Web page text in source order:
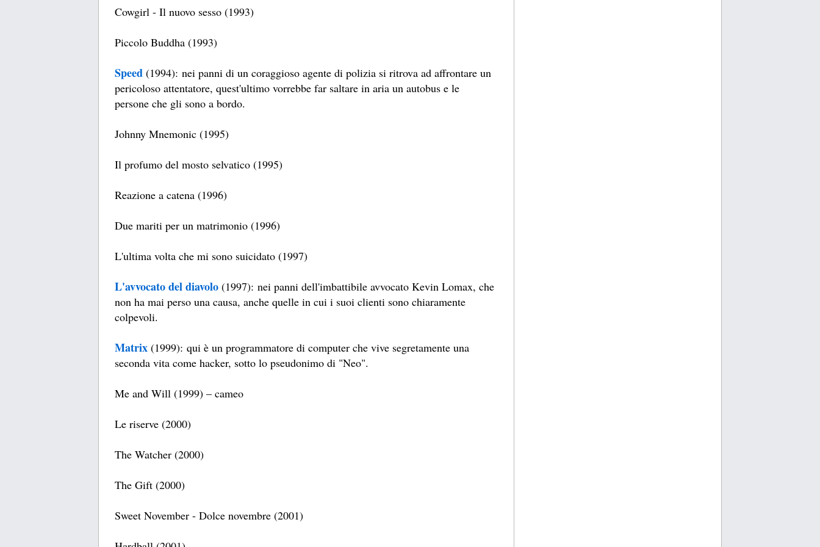
Cowgirl - Il nuovo sesso (1993)
Piccolo Buddha (1993)
Speed (1994): nei panni di un coraggioso agente di polizia si ritrova ad affrontare un
pericoloso attentatore, quest'ultimo vorrebbe far saltare in aria un autobus e le
persone che gli sono a bordo.
Johnny Mnemonic (1995)
Il profumo del mosto selvatico (1995)
Reazione a catena (1996)
Due mariti per un matrimonio (1996)
L'ultima volta che mi sono suicidato (1997)
L'avvocato del diavolo (1997): nei panni dell'imbattibile avvocato Kevin Lomax, che
non ha mai perso una causa, anche quelle in cui i suoi clienti sono chiaramente
colpevoli.
Matrix (1999): qui è un programmatore di computer che vive segretamente una
seconda vita come hacker, sotto lo pseudonimo di "Neo".
Me and Will (1999) – cameo
Le riserve (2000)
The Watcher (2000)
The Gift (2000)
Sweet November - Dolce novembre (2001)